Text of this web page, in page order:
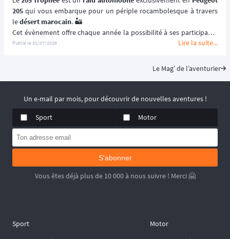
205 qui vous embarque pour un périple rocambolesque à travers
le désert marocain. 🏜️
Cet évènement offre chaque année la possibilité à ses participants
de (re)découvrir le Maroc en traversant ses paysages les plus
premiers rallye-raids , le
205
📆 Prochaines dates : du 2 au 15 Mai 2027.
Publié le31/07/2026 Lire la suite...
Le Mag’ de l’aventurier
Un e-mail par mois, pour découvrir de nouvelles aventures !
Sport
Motor
S'abonner
Vous êtes déjà plus de 10 000 à nous suivre ! Merci 🤗
Sport
Motor